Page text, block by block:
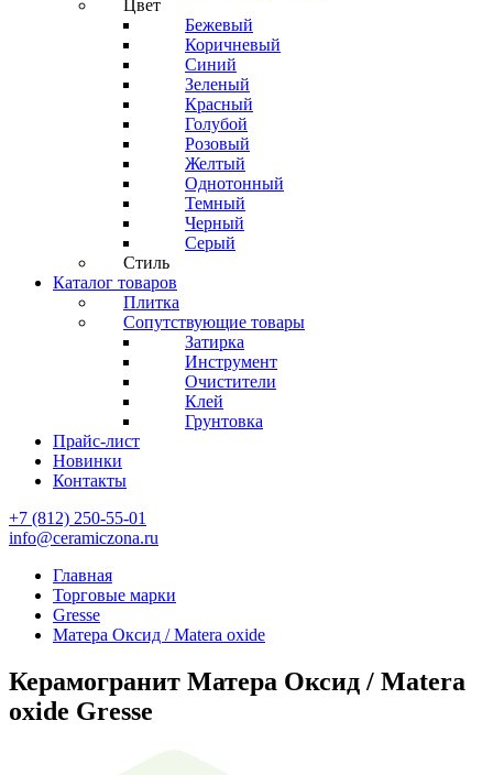
Цвет
Бежевый
Коричневый
Синий
Зеленый
Красный
Голубой
Розовый
Желтый
Однотонный
Темный
Черный
Серый
Стиль
Каталог товаров
Плитка
Сопутствующие товары
Затирка
Инструмент
Очистители
Клей
Грунтовка
Прайс-лист
Новинки
Контакты
+7 (812) 250-55-01
info@ceramiczona.ru
Главная
Торговые марки
Gresse
Матера Оксид / Matera oxide
Керамогранит Матера Оксид / Matera
oxide Gresse